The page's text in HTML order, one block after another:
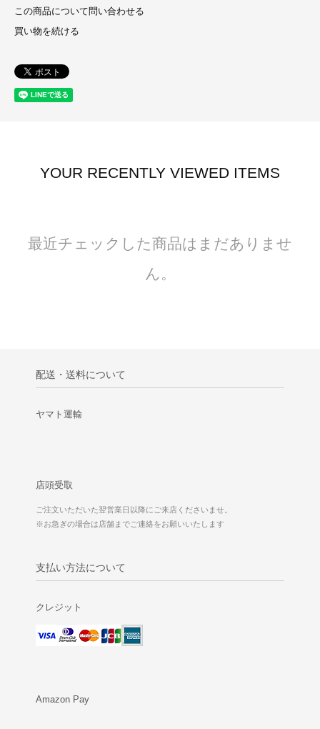
この商品について問い合わせる
買い物を続ける
YOUR RECENTLY VIEWED ITEMS
最近チェックした商品はまだありませ
ん。
配送・送料について
ヤマト運輸
店頭受取
ご注文いただいた翌営業日以降にご来店くださいませ。
※お急ぎの場合は店舗までご連絡をお願いいたします
支払い方法について
クレジット
Amazon Pay